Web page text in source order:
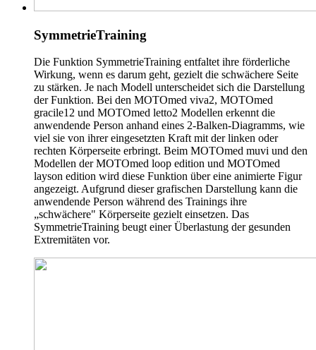
SymmetrieTraining
Die Funktion SymmetrieTraining entfaltet ihre förderliche
Wirkung, wenn es darum geht, gezielt die schwächere Seite
zu stärken. Je nach Modell unterscheidet sich die Darstellung
der Funktion. Bei den MOTOmed viva2, MOTOmed
gracile12 und MOTOmed letto2 Modellen erkennt die
anwendende Person anhand eines 2-Balken-Diagramms, wie
viel sie von ihrer eingesetzten Kraft mit der linken oder
rechten Körperseite erbringt. Beim MOTOmed muvi und den
Modellen der MOTOmed loop edition und MOTOmed
layson edition wird diese Funktion über eine animierte Figur
angezeigt. Aufgrund dieser grafischen Darstellung kann die
anwendende Person während des Trainings ihre
„schwächere" Körperseite gezielt einsetzen. Das
SymmetrieTraining beugt einer Überlastung der gesunden
Extremitäten vor.